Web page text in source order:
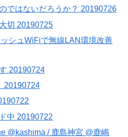
ではないだろうか？ 20190726
切 20190725
シュWiFiで無線LAN環境改善
20190724
20190724
中 20190722
@kashima / 鹿島神宮 @鹿嶋